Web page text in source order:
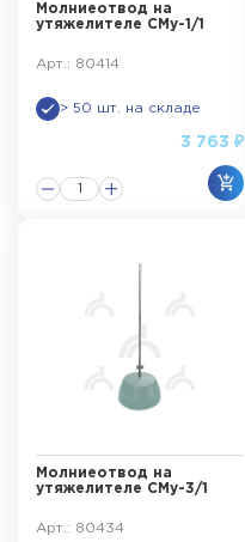
Молниеотвод на
утяжелителе СМу-1/1
Арт.: 80414
> 50 шт. на складе
3 763 ₽
Молниеотвод на
утяжелителе СМу-3/1
Арт.: 80434